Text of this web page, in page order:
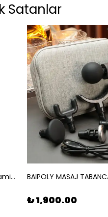
Satanlar
K17 Helmet Wireless Earphone – Dinamik RGB Aydınlatmalı Akıllı Kask Sistemi BAIPOLY MASAJ
₺ 1,900.00